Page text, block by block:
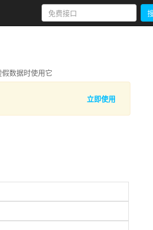
数据时使用它
立即使用